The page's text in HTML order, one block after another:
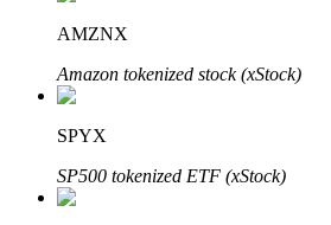
Afiliados Bitrue
AMZNX
Amazon tokenized stock (xStock)
SPYX
SP500 tokenized ETF (xStock)